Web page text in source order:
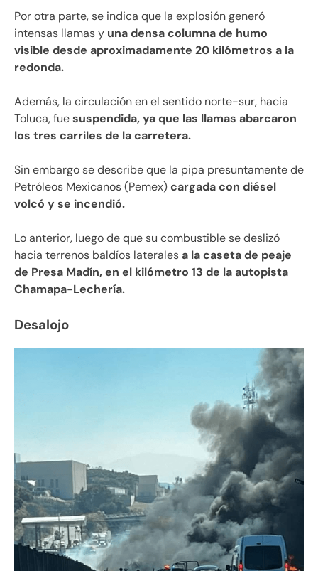
Por otra parte, se indica que la explosión generó
intensas llamas y una densa columna de humo
visible desde aproximadamente 20 kilómetros a la
redonda.
Además, la circulación en el sentido norte-sur, hacia
Toluca, fuesuspendida, ya que las llamas abarcaron
los tres carriles de la carretera.
Sin embargo se describe que la pipa presuntamente de
Petróleos Mexicanos (Pemex)cargada con diésel
volcó y se incendió.
Lo anterior, luego de que su combustible se deslizó
hacia terrenos baldíos lateralesa la caseta de peaje
de Presa Madín, en el kilómetro 13 de la autopista
Chamapa-Lechería.
Desalojo